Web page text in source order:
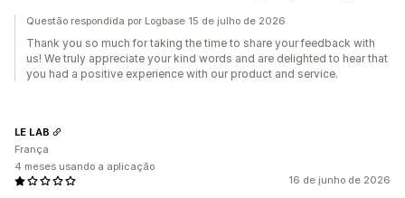
Questão respondida por Logbase 15 de julho de 2026
Thank you so much for taking the time to share your feedback with
us! We truly appreciate your kind words and are delighted to hear that
you had a positive experience with our product and service.
16 de junho de 2026
LE LAB
França
4 meses usando a aplicação